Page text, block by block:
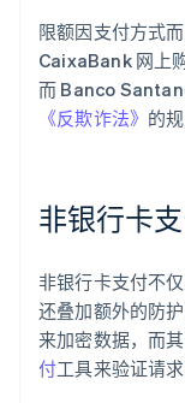
限额因支付方式
CaixaBank 网上
而 Banco
《反欺诈法》 的
非银行卡
非银行卡支付不
还叠加额外的防
来加密数据，而
付工具来验证请
阿联酋
English
English
澳大利亚
English
巴西
Português